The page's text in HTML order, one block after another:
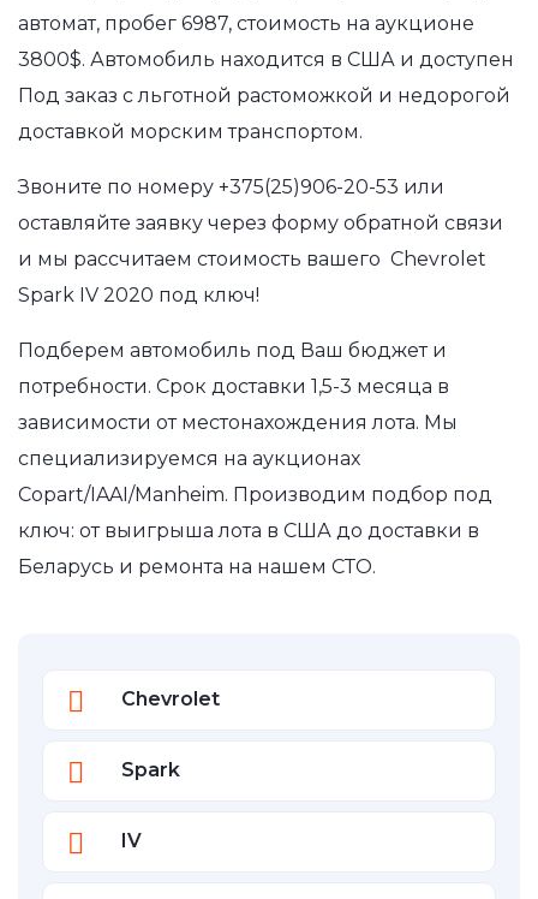
автомат, пробег 6987, стоимость на аукционе
3800$. Автомобиль находится в США и доступен
Под заказ с льготной растоможкой и недорогой
доставкой морским транспортом.
Звоните по номеру +375(25)906-20-53 или
оставляйте заявку через форму обратной связи
и мы рассчитаем стоимость вашего Chevrolet
Spark IV 2020 под ключ!
Подберем автомобиль под Ваш бюджет и
потребности. Срок доставки 1,5-3 месяца в
зависимости от местонахождения лота. Мы
специализируемся на аукционах
Copart/IAAI/Manheim. Производим подбор под
ключ: от выигрыша лота в США до доставки в
Беларусь и ремонта на нашем СТО.
Chevrolet
Spark
IV